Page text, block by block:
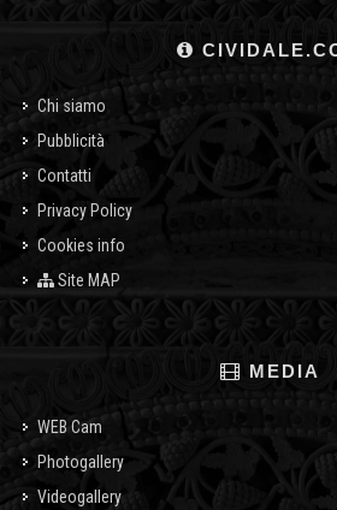
Chi siamo
Pubblicità
Contatti
Privacy Policy
Cookies info
Site MAP
MEDIA
WEB Cam
Photogallery
Videogallery